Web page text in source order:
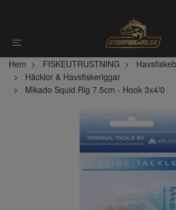
Hem FISKEUTRUSTNING
Häcklor & Havsfiskeriggar
Mikado Squid Rig 7.5cm - Hook 3x4/0